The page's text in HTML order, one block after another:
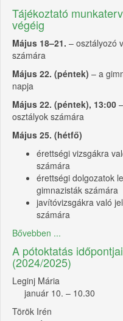
Tájékoztató
végéig
Május 18–21. – osztályozó
számára
Május 22. (péntek) – a
napja
Május 22. (péntek), 13:00
osztályok számára
Május 25. (hétfő)
érettségi vizsgákra
számára
érettségi dolgozatok
gimnazisták számára
javítóvizsgákra való
számára
Bővebben ...
A pótoktatás
(2024/2025)
Leginj Mária
január 10. – 10.30
Török Irén